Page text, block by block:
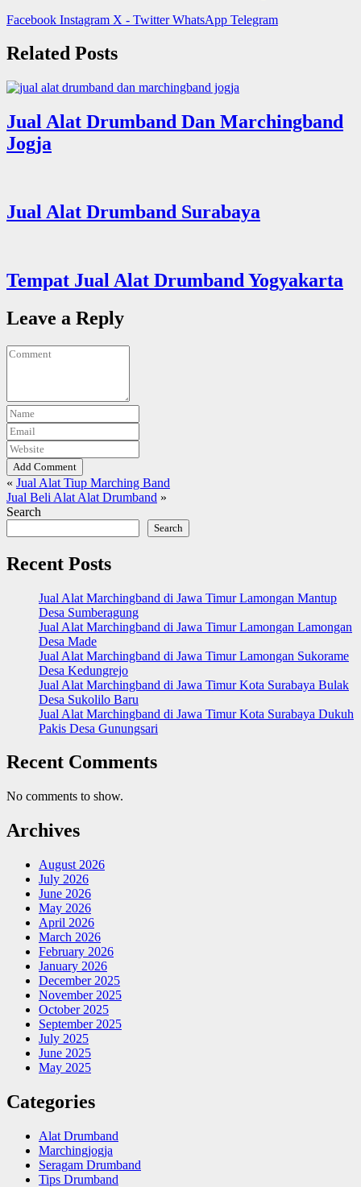
Facebook Instagram X - Twitter WhatsApp Telegram
Related Posts
Jual Alat Drumband Dan Marchingband
Jogja
Jual Alat Drumband Surabaya
Tempat Jual Alat Drumband Yogyakarta
Leave a Reply
Add Comment
« Jual Alat Tiup Marching Band
Jual Beli Alat Alat Drumband »
Search
Search
Recent Posts
Jual Alat Marchingband di Jawa Timur Lamongan Mantup
Desa Sumberagung
Jual Alat Marchingband di Jawa Timur Lamongan Lamongan
Desa Made
Jual Alat Marchingband di Jawa Timur Lamongan Sukorame
Desa Kedungrejo
Jual Alat Marchingband di Jawa Timur Kota Surabaya Bulak
Desa Sukolilo Baru
Jual Alat Marchingband di Jawa Timur Kota Surabaya Dukuh
Pakis Desa Gunungsari
Recent Comments
No comments to show.
Archives
August 2026
July 2026
June 2026
May 2026
April 2026
March 2026
February 2026
January 2026
December 2025
November 2025
October 2025
September 2025
July 2025
June 2025
May 2025
Categories
Alat Drumband
Marchingjogja
Seragam Drumband
Tips Drumband